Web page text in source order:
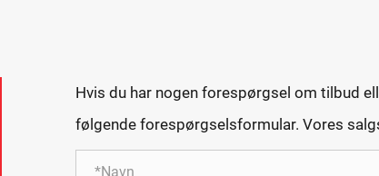
Hvis du har nogen forespørgsel om tilbud
følgende forespørgselsformular. Vores